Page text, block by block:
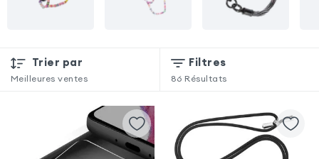
Trier par
Meilleures ventes
Filtres
86 Résultats